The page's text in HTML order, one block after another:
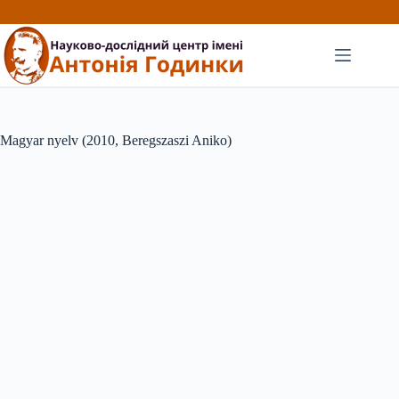
до
вмісту
Magyar nyelv (2010, Beregszaszi Aniko)